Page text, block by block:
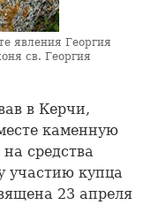
явления Георгия
св. Георгия
в Керчи,
каменную
средства
участию купца
23 апреля